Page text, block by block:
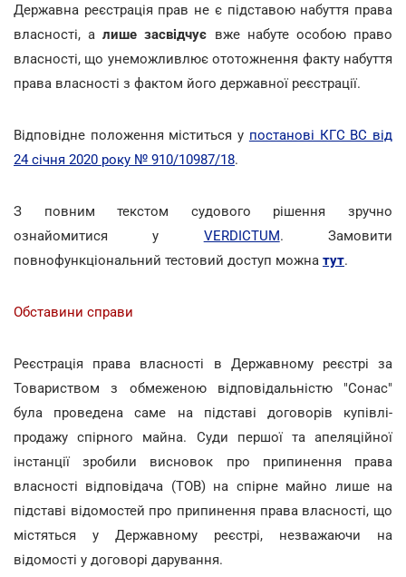
Державна реєстрація прав не є підставою набуття права
власності, алише засвідчує вже набуте особою право
власності, що унеможливлює ототожнення факту набуття
права власності з фактом його державної реєстрації.
Відповідне положення міститься у постанові КГС ВС від
24 січня 2020 року № 910/10987/18.
З повним текстом судового рішення зручно
ознайомитися у VERDICTUM. Замовити
повнофункціональний тестовий доступ можна тут.
Обставини справи
Реєстрація права власності в Державному реєстрі за
Товариством з обмеженою відповідальністю "Сонас"
була проведена саме на підставі договорів купівлі-
продажу спірного майна. Суди першої та апеляційної
інстанції зробили висновок про припинення права
власності відповідача (ТОВ) на спірне майно лише на
підставі відомостей про припинення права власності, що
містяться у Державному реєстрі, незважаючи на
відомості у договорі дарування.